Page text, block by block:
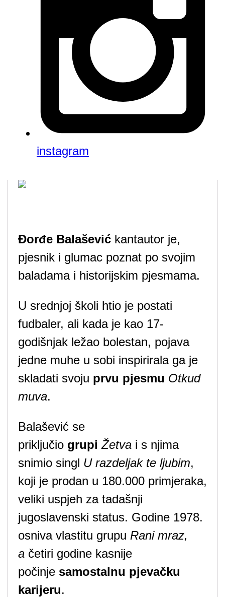
instagram
Đorđe Balašević kantautor je,
pjesnik i glumac poznat po svojim
baladama i historijskim pjesmama.
U srednjoj školi htio je postati
fudbaler, ali kada je kao 17-
godišnjak ležao bolestan, pojava
jedne muhe u sobi inspirirala ga je
skladati svoju prvu pjesmu Otkud
muva.
Balašević se
priključio grupi Žetva i s njima
snimio singl U razdeljak te ljubim,
koji je prodan u 180.000 primjeraka,
veliki uspjeh za tadašnji
jugoslavenski status. Godine 1978.
osniva vlastitu grupu Rani mraz,
a četiri godine kasnije
počinje samostalnu pjevačku
karijeru.